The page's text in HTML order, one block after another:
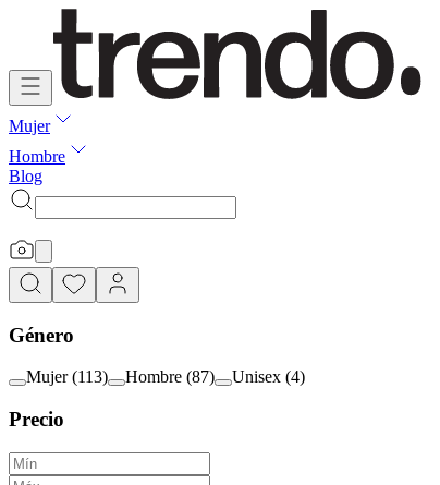
Mujer
Hombre
Blog
Género
Mujer (113) Hombre (87) Unisex (4)
Precio